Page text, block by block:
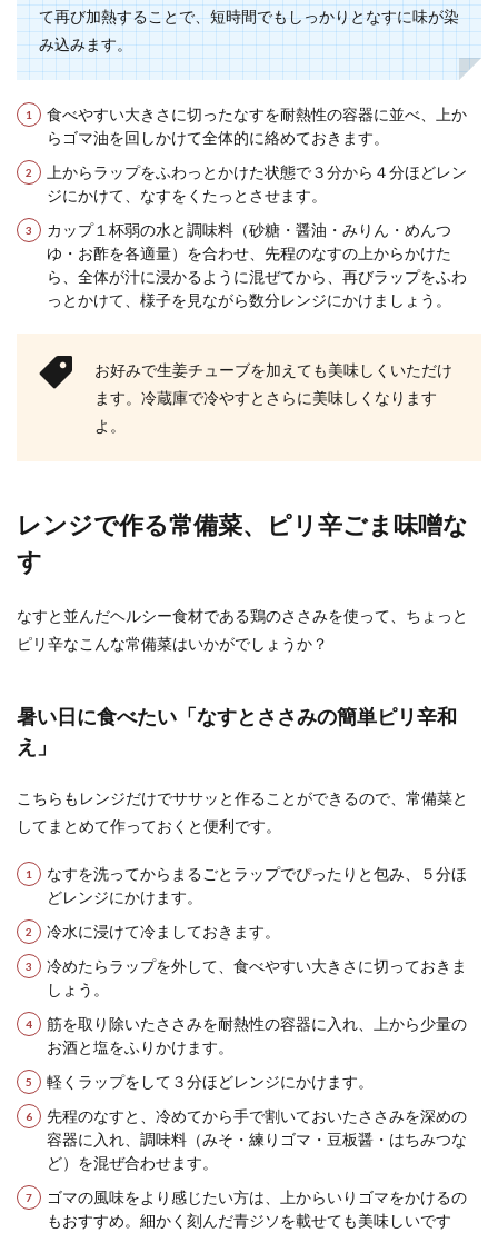
好きな野菜がなすという方も多いでしょう。なす
は和洋中、色々なメニューに使われますが、グラ
ピについて知りたい
夕飯の献立を考える時に使う食材から考えるとい
う人が多いと思います。 その中でも鶏肉は安くて
美味しい...
チャーハンに入れるネギの種類は何が
一番良いのか教えます
い持って行き方のコツ
か？ ...
冷凍ポテトは揚げないでも食べられ
る！？ポテトの作り方
冷凍のポテトを揚げないでポテトを作るにはどう
したらいいのでしょうか？油を買い忘れたとき、
と保存期間
アジはよく食卓に上がる魚の一つですよね。 青魚
は体にも嬉しい効果がたくさんあり、昔から食べ
られてい...
て再び加熱することで、短時間でもしっかりとなすに味が染
み込みます。
食べやすい大きさに切ったなすを耐熱性の容器に並べ、上か
らゴマ油を回しかけて全体的に絡めておきます。
上からラップをふわっとかけた状態で３分から４分ほどレン
ジにかけて、なすをくたっとさせます。
カップ１杯弱の水と調味料（砂糖・醤油・みりん・めんつ
ゆ・お酢を各適量）を合わせ、先程のなすの上からかけた
ら、全体が汁に浸かるように混ぜてから、再びラップをふわ
っとかけて、様子を見ながら数分レンジにかけましょう。
お好みで生姜チューブを加えても美味しくいただけ
ます。冷蔵庫で冷やすとさらに美味しくなります
よ。
レンジで作る常備菜、ピリ辛ごま味噌な
す
なすと並んだヘルシー食材である鶏のささみを使って、ちょっと
ピリ辛なこんな常備菜はいかがでしょうか？
暑い日に食べたい「なすとささみの簡単ピリ辛和
え」
こちらもレンジだけでササッと作ることができるので、常備菜と
してまとめて作っておくと便利です。
なすを洗ってからまるごとラップでぴったりと包み、５分ほ
どレンジにかけます。
冷水に浸けて冷ましておきます。
冷めたらラップを外して、食べやすい大きさに切っておきま
しょう。
筋を取り除いたささみを耐熱性の容器に入れ、上から少量の
お酒と塩をふりかけます。
軽くラップをして３分ほどレンジにかけます。
先程のなすと、冷めてから手で割いておいたささみを深めの
容器に入れ、調味料（みそ・練りゴマ・豆板醤・はちみつな
ど）を混ぜ合わせます。
ゴマの風味をより感じたい方は、上からいりゴマをかけるの
もおすすめ。細かく刻んだ青ジソを載せても美味しいです